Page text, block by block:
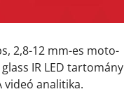
2,8-12 mm-es moto-
IR LED tartomány
videó analitika.